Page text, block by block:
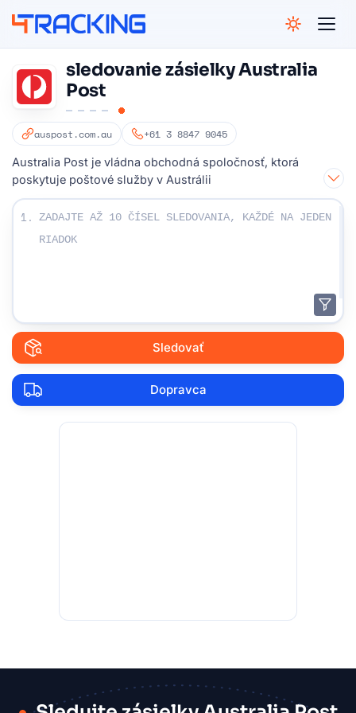
sledovanie zásielky Australia
Post
auspost.com.au +61 3 8847 9045
Australia Post je vládna obchodná spoločnosť, ktorá
poskytuje poštové služby v Austrálii
Zadajte svoje sledovacie čísla:
1.
Sledovať
Dopravca